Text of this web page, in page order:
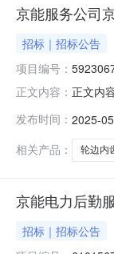
京能服务公司
招标｜招标公告
项目编号：
正文内容： 正文内
速操纵
发布时间： 2025-
相关产品：
轮边内
京能电力后勤
招标｜招标公告